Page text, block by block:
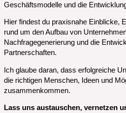
Geschäftsmodelle und die
Hier findest du praxisnahe Einblicke,
rund um den Aufbau von
Nachfragegenerierung und die
Partnerschaften.
Ich glaube daran, dass erfolgreiche
die richtigen Menschen, Ideen und
zusammenkommen.
Lass uns austauschen, vernetzen